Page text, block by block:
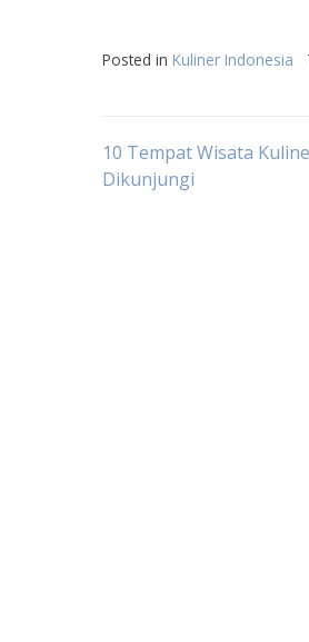
Posted in Kuliner Indonesia
Post
10 Tempat Wisata
Dikunjungi